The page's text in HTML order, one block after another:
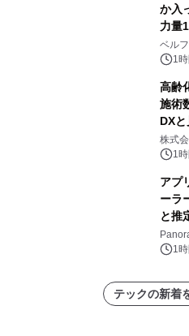
か入
力量
──
ベル
1
高齢
施術
DX
株式
1
アプ
ーラ
と推
おり
1
テックの新着